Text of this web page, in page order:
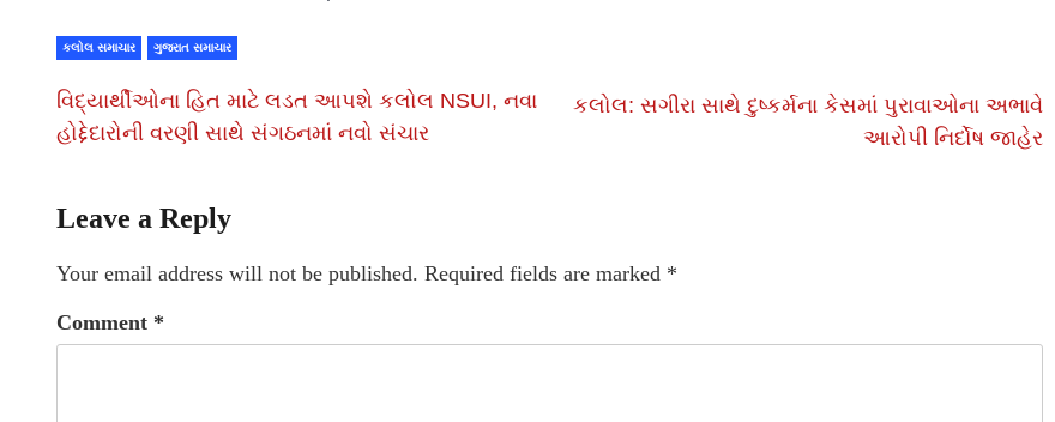
કલોલ સમાચાર ગુજરાત સમાચાર
વિદ્યાર્થીઓના હિત માટે લડત આપશે કલોલ NSUI, નવા
હોદ્દેદારોની વરણી સાથે સંગઠનમાં નવો સંચાર
કલોલ: સગીરા સાથે દુષ્કર્મના કેસમાં પુરાવાઓના અભાવે
આરોપી નિર્દોષ જાહેર
Leave a Reply
Your email address will not be published. Required fields are marked *
Comment *